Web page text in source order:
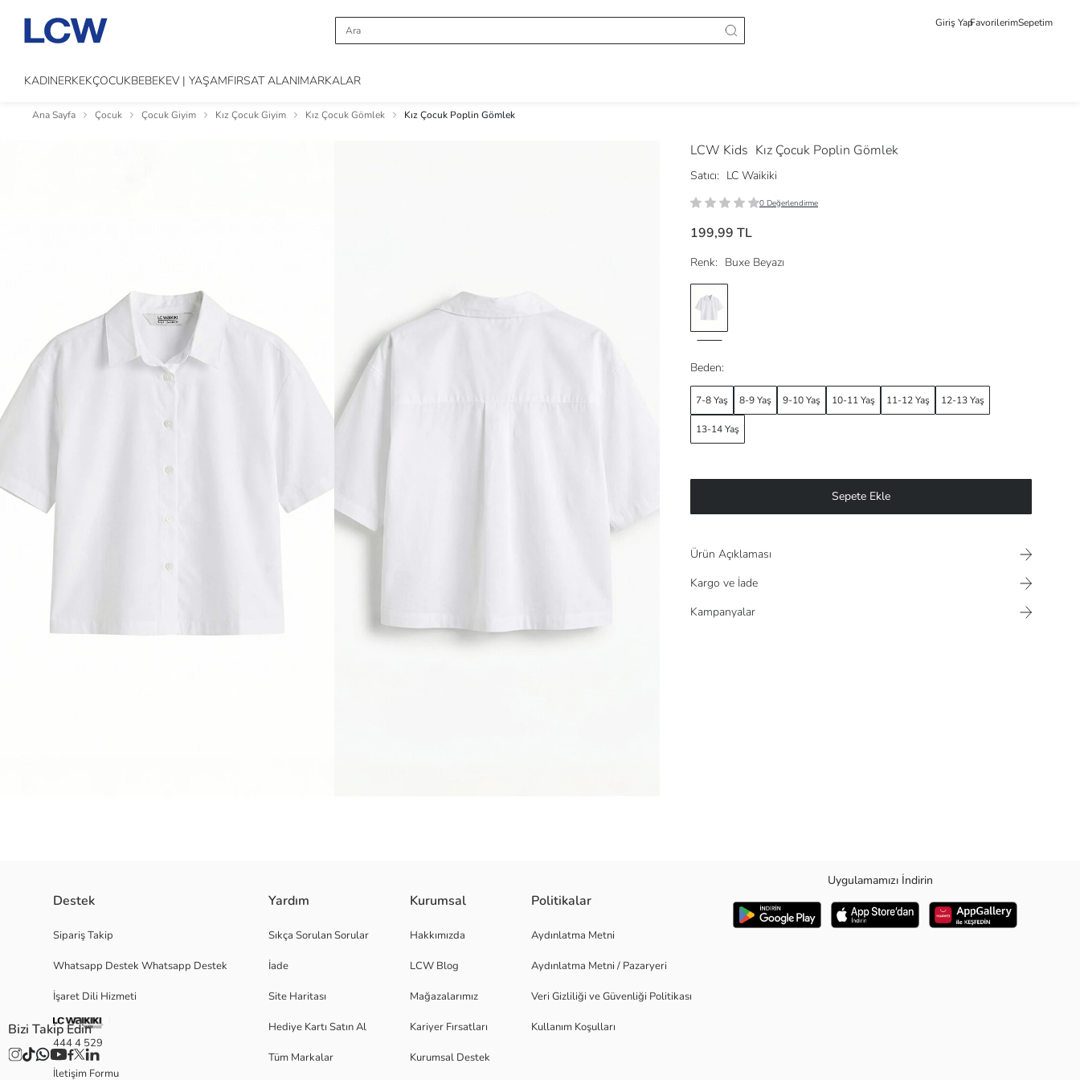
Giriş YapFavorilerimSepetim
KADINERKEKÇOCUKBEBEKEV | YAŞAMFIRSAT ALANIMARKALAR
Ana Sayfa Çocuk Çocuk Giyim Kız Çocuk Giyim Kız Çocuk Gömlek Kız Çocuk Poplin Gömlek
LCW Kids Kız Çocuk Poplin Gömlek
Satıcı: LC Waikiki
0 Değerlendirme
199,99 TL
Renk: Buxe Beyazı
Beden:
7-8 Yaş 8-9 Yaş 9-10 Yaş 10-11 Yaş 11-12 Yaş 12-13 Yaş
13-14 Yaş
Sepete Ekle
Ürün Açıklaması
Kargo ve İade
Kampanyalar
Marka:
Cinsiyet:
Kalıp:
Destek
Sipariş Takip
Whatsapp Destek Whatsapp Destek
İşaret Dili Hizmeti
444 4 529
İletişim Formu
Yardım
Sıkça Sorulan Sorular
İade
Site Haritası
Hediye Kartı Satın Al
Tüm Markalar
Kurumsal
Hakkımızda
LCW Blog
Mağazalarımız
Kariyer Fırsatları
Kurumsal Destek
Politikalar
Aydınlatma Metni
Aydınlatma Metni / Pazaryeri
Veri Gizliliği ve Güvenliği Politikası
Kullanım Koşulları
Uygulamamızı İndirin
Bizi Takip Edin